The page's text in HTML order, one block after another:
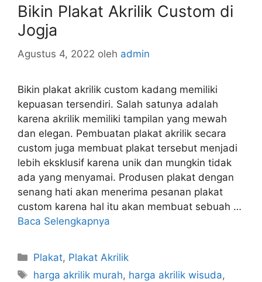
Bikin Plakat Akrilik Custom di
Jogja
Agustus 4, 2022 oleh admin
Bikin plakat akrilik custom kadang memiliki
kepuasan tersendiri. Salah satunya adalah
karena akrilik memiliki tampilan yang mewah
dan elegan. Pembuatan plakat akrilik secara
custom juga membuat plakat tersebut menjadi
lebih eksklusif karena unik dan mungkin tidak
ada yang menyamai. Produsen plakat dengan
senang hati akan menerima pesanan plakat
custom karena hal itu akan membuat sebuah …
Baca Selengkapnya
Kategori
Plakat, Plakat Akrilik
Tag
harga akrilik murah, harga akrilik wisuda,